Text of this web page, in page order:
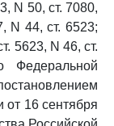
N 50, ст. 7080,
N 44, ст. 6523;
5623, N 46, ст.
от 16 сентября